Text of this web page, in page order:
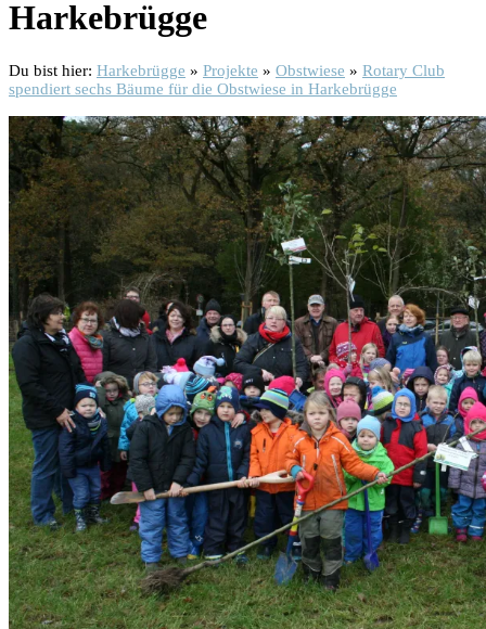
Harkebrügge
Du bist hier: Harkebrügge » Projekte » Obstwiese » Rotary Club
spendiert sechs Bäume für die Obstwiese in Harkebrügge